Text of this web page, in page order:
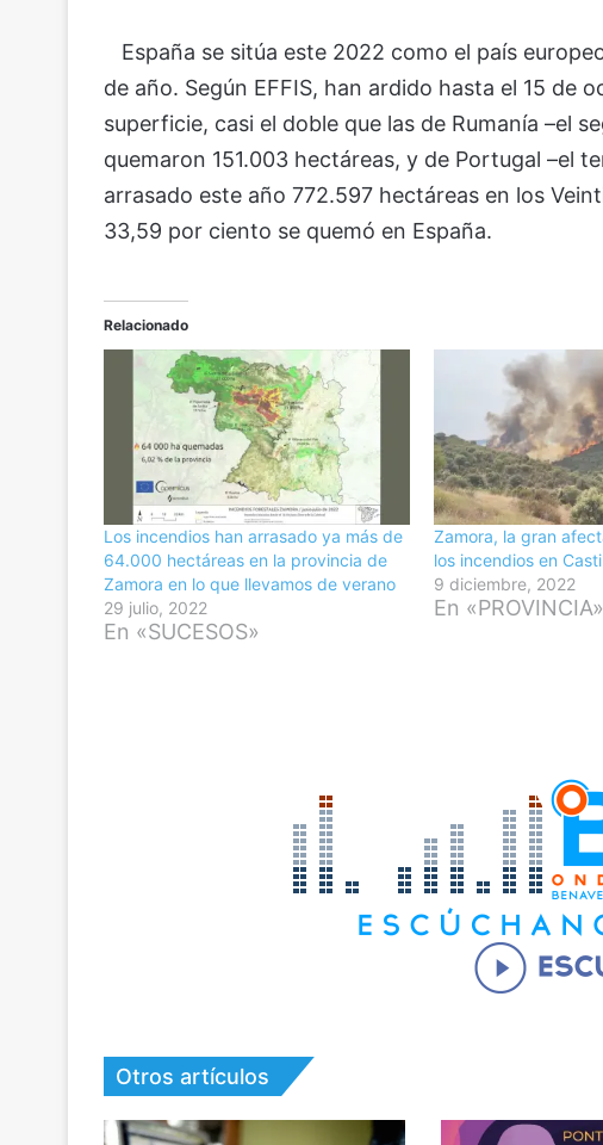
España se sitúa este 2022 como el país
de año. Según EFFIS, han ardido hasta el 15 de
superficie, casi el doble que las de Rumanía –el
quemaron 151.003 hectáreas, y de Portugal –el
arrasado este año 772.597 hectáreas en los
33,59 por ciento se quemó en España.
Relacionado
Los incendios han arrasado ya más de
64.000 hectáreas en la provincia de
Zamora en lo que llevamos de verano
29 julio, 2022
En «SUCESOS»
Zamora, la gran
los incendios en
9 diciembre, 2022
En «PROVINCIA»
Otros artículos